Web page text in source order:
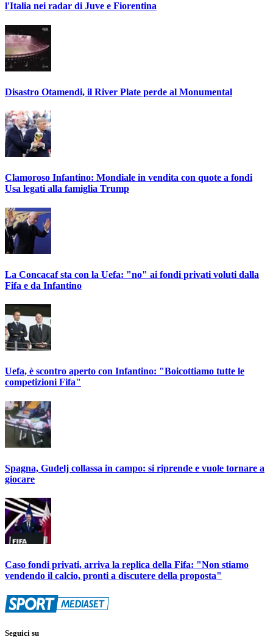
l'Italia nei radar di Juve e Fiorentina
Disastro Otamendi, il River Plate perde al Monumental
Clamoroso Infantino: Mondiale in vendita con quote a fondi
Usa legati alla famiglia Trump
La Concacaf sta con la Uefa: "no" ai fondi privati voluti dalla
Fifa e da Infantino
Uefa, è scontro aperto con Infantino: "Boicottiamo tutte le
competizioni Fifa"
Spagna, Gudelj collassa in campo: si riprende e vuole tornare a
giocare
Caso fondi privati, arriva la replica della Fifa: "Non stiamo
vendendo il calcio, pronti a discutere della proposta"
Seguici su